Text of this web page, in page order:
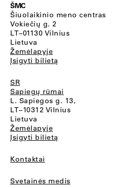
ŠMC
Šiuolaikinio meno centras
Vokiečių g. 2
LT–01130 Vilnius
Lietuva
Žemėlapyje
Įsigyti bilietą
SR
Sapiegų rūmai
L. Sapiegos g. 13,
LT–10312 Vilnius
Lietuva
Žemėlapyje
Įsigyti bilietą
Kontaktai
Svetainės medis